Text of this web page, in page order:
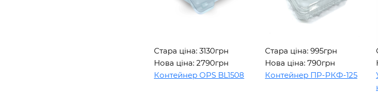
Стара ціна: 3130грн
Нова ціна: 2790грн
Контейнер OPS BL1508
Стара ціна: 995грн
Нова ціна: 790грн
Контейнер ПР-РКФ-125